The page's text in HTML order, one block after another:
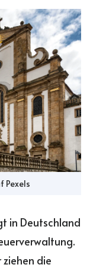
Pexels
in Deutschland
die